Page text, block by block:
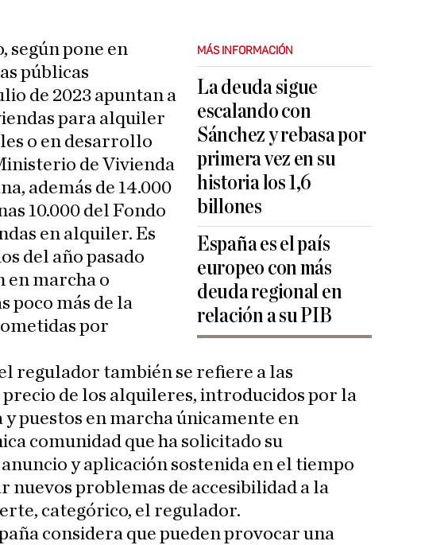
MÁS INFORMACIÓN
La deuda sigue
escalando con
Sánchez y rebasa por
primera vez en su
historia los 1,6
billones
España es el país
europeo con más
deuda regional en
relación a su PIB
según pone en
públicas
de 2023 apuntan a
para alquiler
o en desarrollo
de Vivienda
además de 14.000
10.000 del Fondo
en alquiler. Es
del año pasado
en marcha o
poco más de la
por
regulador también se refiere a las
de los alquileres, introducidos por la
y puestos en marcha únicamente en
comunidad que ha solicitado su
y aplicación sostenida en el tiempo
nuevos problemas de accesibilidad a la
categórico, el regulador.
considera que pueden provocar una